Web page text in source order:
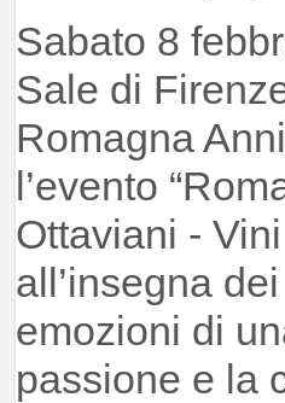
Sabato 8
Sale di
Romagna
l’evento
Ottaviani -
all’insegna
emozioni di
passione e la